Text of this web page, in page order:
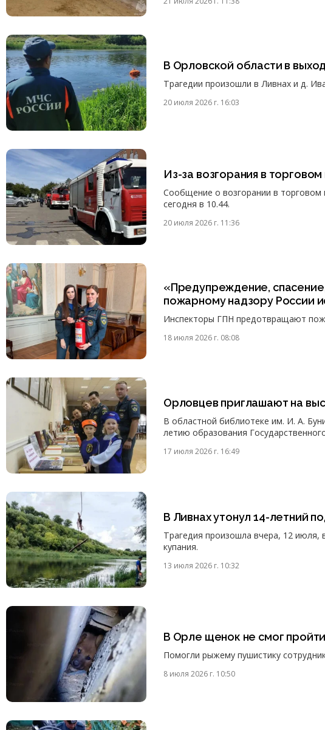
В Орловской области в
Трагедии произошли в Ливнах и д.
20 июля 2026 г. 16:03
Из-за возгорания в
Сообщение о возгорании в торговом
сегодня в 10.44.
20 июля 2026 г. 11:36
«Предупреждение,
пожарному надзору России
Инспекторы ГПН предотвращают
18 июля 2026 г. 08:08
Орловцев приглашают на
В областной библиотеке им. И. А.
летию образования
17 июля 2026 г. 16:49
В Ливнах утонул 14-летний
Трагедия произошла вчера, 12
купания.
13 июля 2026 г. 10:32
В Орле щенок не смог
Помогли рыжему пушистику
8 июля 2026 г. 10:50